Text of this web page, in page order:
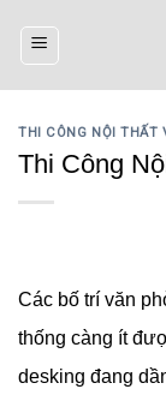
THI CÔNG NỘI THẤT
Thi Công
Các bố trí văn
thống càng ít
desking đang